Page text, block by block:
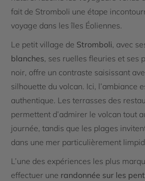
fait de Stromboli une étape
voyage dans les îles Éoliennes.
Le petit village de Stromboli, avec
blanches, ses ruelles fleuries et ses
noir, offre un contraste saisissant
silhouette du volcan. Ici, l’ambiance
authentique. Les terrasses des
permettent d’admirer le volcan tout
journée, tandis que les plages
dans une mer particulièrement
L’une des expériences les plus
effectuer une randonnée sur les